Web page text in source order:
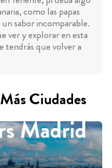
como las papas
sabor incomparable.
ver y explorar en esta
tendrás que volver a
Ciudades
Madrid